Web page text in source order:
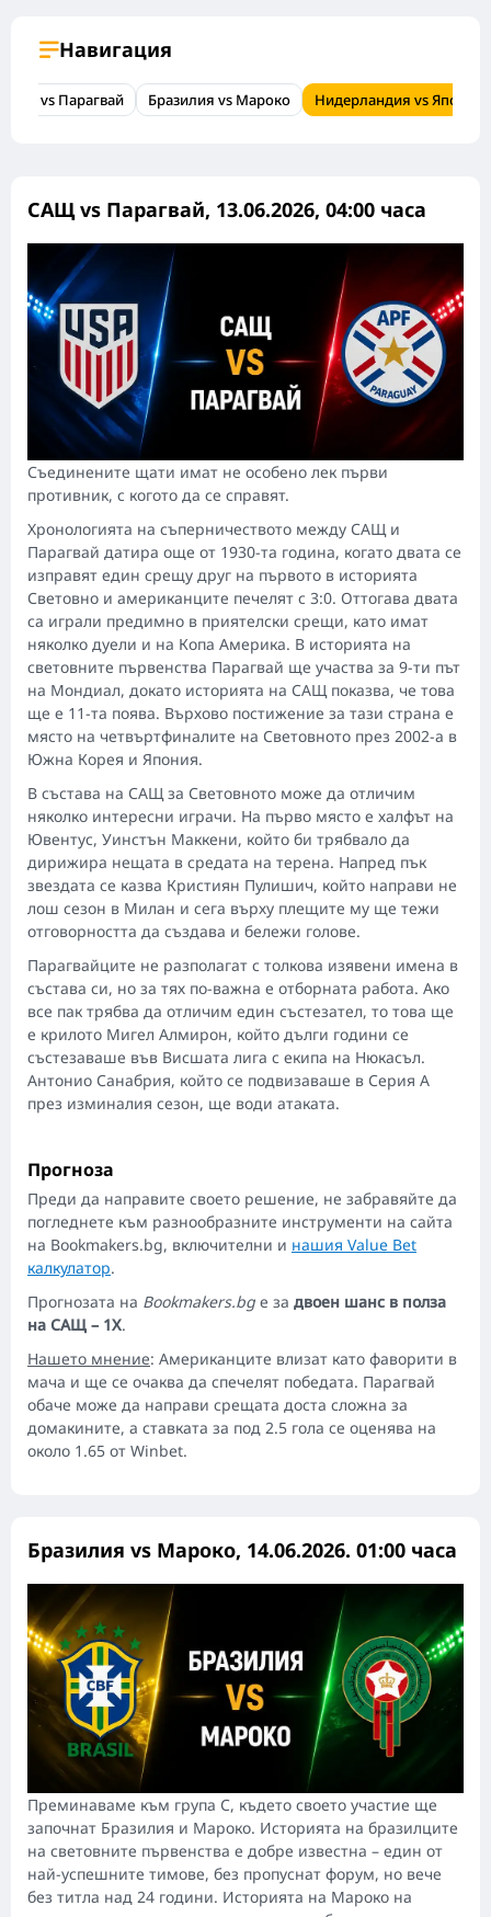
Навигация
САЩ vs Парагвай Бразилия vs Мароко Нидерландия vs Япония
САЩ vs Парагвай, 13.06.2026, 04:00 часа
Съединените щати имат не особено лек първи
противник, с когото да се справят.
Хронологията на съперничеството между САЩ и
Парагвай датира още от 1930-та година, когато двата се
изправят един срещу друг на първото в историята
Световно и американците печелят с 3:0. Оттогава двата
са играли предимно в приятелски срещи, като имат
няколко дуели и на Копа Америка. В историята на
световните първенства Парагвай ще участва за 9-ти път
на Мондиал, докато историята на САЩ показва, че това
ще е 11-та поява. Върхово постижение за тази страна е
място на четвъртфиналите на Световното през 2002-а в
Южна Корея и Япония.
В състава на САЩ за Световното може да отличим
няколко интересни играчи. На първо място е халфът на
Ювентус, Уинстън Маккени, който би трябвало да
дирижира нещата в средата на терена. Напред пък
звездата се казва Кристиян Пулишич, който направи не
лош сезон в Милан и сега върху плещите му ще тежи
отговорността да създава и бележи голове.
Парагвайците не разполагат с толкова изявени имена в
състава си, но за тях по-важна е отборната работа. Ако
все пак трябва да отличим един състезател, то това ще
е крилото Мигел Алмирон, който дълги години се
състезаваше във Висшата лига с екипа на Нюкасъл.
Антонио Санабрия, който се подвизаваше в Серия А
през изминалия сезон, ще води атаката.
Прогноза
Преди да направите своето решение, не забравяйте да
погледнете към разнообразните инструменти на сайта
на Bookmakers.bg, включителни и нашия Value Bet
калкулатор.
Прогнозата на Bookmakers.bg е за двоен шанс в полза
на САЩ – 1Х.
Нашето мнение: Американците влизат като фаворити в
мача и ще се очаква да спечелят победата. Парагвай
обаче може да направи срещата доста сложна за
домакините, а ставката за под 2.5 гола се оценява на
около 1.65 от Winbet.
Бразилия vs Мароко, 14.06.2026. 01:00 часа
Преминаваме към група C, където своето участие ще
започнат Бразилия и Мароко. Историята на бразилците
на световните първенства е добре известна – един от
най-успешните тимове, без пропуснат форум, но вече
без титла над 24 години. Историята на Мароко на